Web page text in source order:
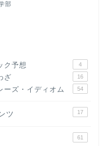
部
ク予想 4
ざ 16
ーズ・イディオム 54
ツ 17
61